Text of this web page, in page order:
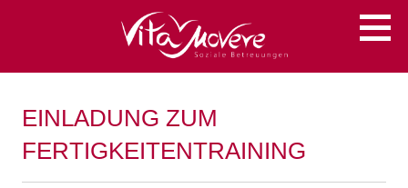
VITA MOVERE
EINLADUNG ZUM
FERTIGKEITENTRAINING